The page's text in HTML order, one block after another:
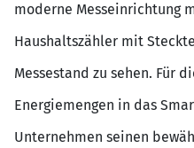
moderne Messeinrichtung
Haushaltszähler mit
Messestand zu sehen. Für
Energiemengen in das
Unternehmen seinen